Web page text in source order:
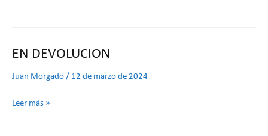
EN DEVOLUCION
Juan Morgado / 12 de marzo de 2024
EN
Leer más »